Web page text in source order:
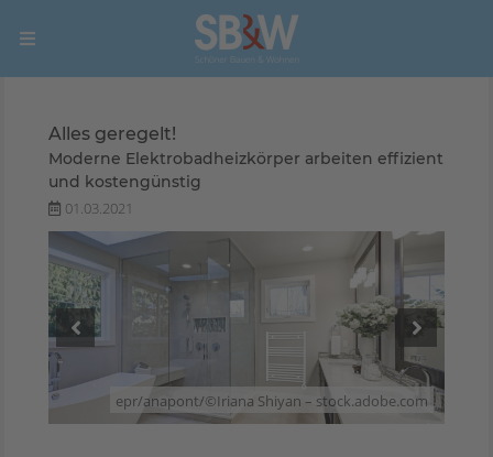
Alles geregelt!
Moderne Elektrobadheizkörper arbeiten effizient
und kostengünstig
01.03.2021
epr/anapont/©Iriana Shiyan – stock.adobe.com